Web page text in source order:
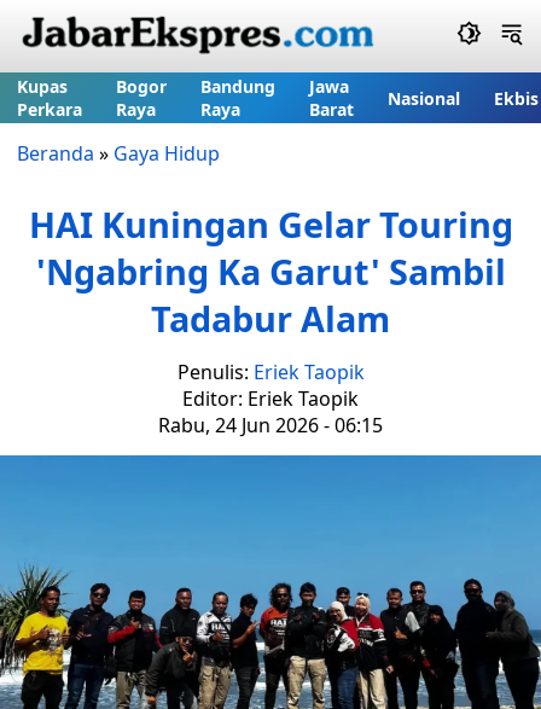
Kupas
Perkara
Bogor
Raya
Bandung
Raya
Jawa
Barat
Nasional Ekbis
Beranda » Gaya Hidup
HAI Kuningan Gelar Touring
'Ngabring Ka Garut' Sambil
Tadabur Alam
Penulis: Eriek Taopik
Editor: Eriek Taopik
Rabu, 24 Jun 2026 - 06:15